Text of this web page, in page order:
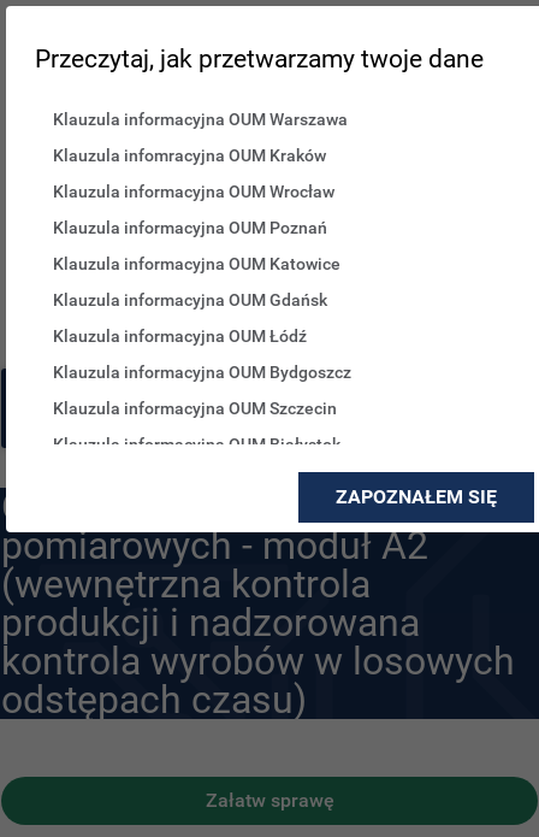
firmowe. Link dopublikacji szkoleniowych
Ocena zgodności przyrządów
pomiarowych - moduł A2
(wewnętrzna kontrola
produkcji i nadzorowana
kontrola wyrobów w losowych
odstępach czasu)
Załatw sprawę
Przeczytaj, jak przetwarzamy twoje dane
Klauzula informacyjna OUM Warszawa
Klauzula infomracyjna OUM Kraków
Klauzula informacyjna OUM Wrocław
Klauzula informacyjna OUM Poznań
Klauzula informacyjna OUM Katowice
Klauzula informacyjna OUM Gdańsk
Klauzula informacyjna OUM Łódź
Klauzula informacyjna OUM Bydgoszcz
Klauzula informacyjna OUM Szczecin
Klauzula informacyjna OUM Białystok
ul. Elektoralna 2
00-139 Warszawa
tel.: 22 581 93 99
fax.: 22 581 93 92
Świteź
Informacje o projekcie
Strona głównaMapa stronyZgłoś problem działania
ZAPOZNAŁEM SIĘ